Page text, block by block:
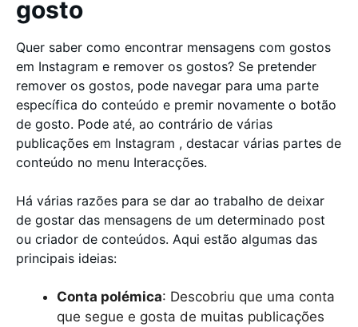
gosto
Quer saber como encontrar mensagens com gostos
em Instagram e remover os gostos? Se pretender
remover os gostos, pode navegar para uma parte
específica do conteúdo e premir novamente o botão
de gosto. Pode até, ao contrário de várias
publicações em Instagram , destacar várias partes de
conteúdo no menu Interacções.
Há várias razões para se dar ao trabalho de deixar
de gostar das mensagens de um determinado post
ou criador de conteúdos. Aqui estão algumas das
principais ideias:
Conta polémica: Descobriu que uma conta
que segue e gosta de muitas publicações